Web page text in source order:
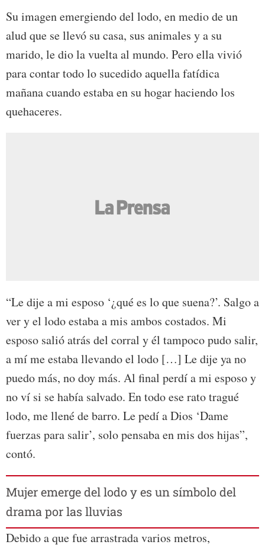
Su imagen emergiendo del lodo, en medio de un
alud que se llevó su casa, sus animales y a su
marido, le dio la vuelta al mundo. Pero ella vivió
para contar todo lo sucedido aquella fatídica
mañana cuando estaba en su hogar haciendo los
quehaceres.
“Le dije a mi esposo ‘¿qué es lo que suena?’. Salgo a
ver y el lodo estaba a mis ambos costados. Mi
esposo salió atrás del corral y él tampoco pudo salir,
a mí me estaba llevando el lodo […] Le dije ya no
puedo más, no doy más. Al final perdí a mi esposo y
no ví si se había salvado. En todo ese rato tragué
lodo, me llené de barro. Le pedí a Dios ‘Dame
fuerzas para salir’, solo pensaba en mis dos hijas”,
contó.
Mujer emerge del lodo y es un símbolo del
drama por las lluvias
Debido a que fue arrastrada varios metros,